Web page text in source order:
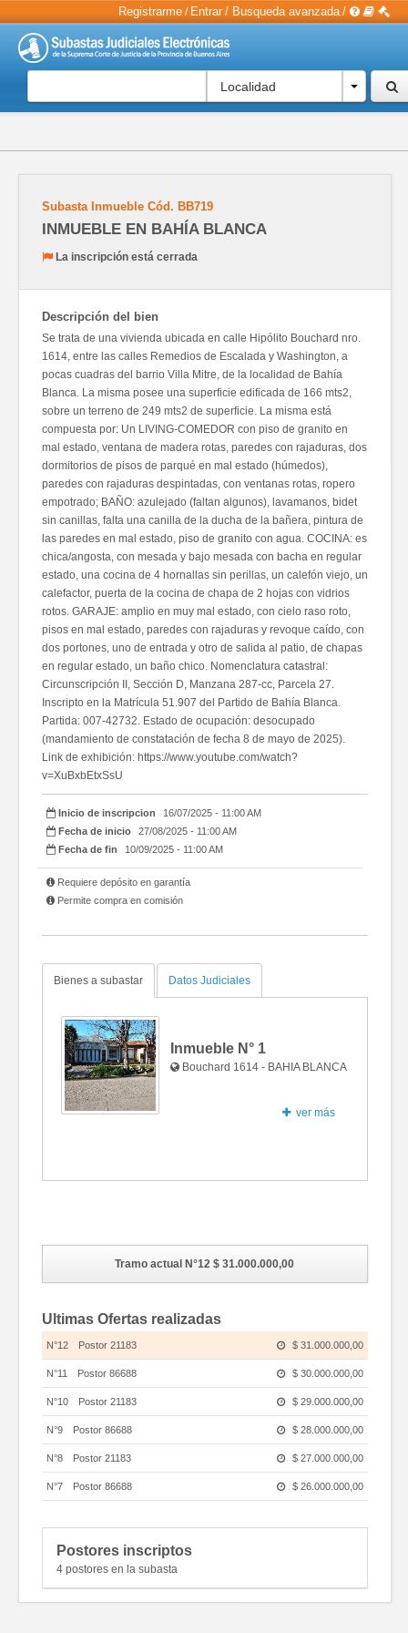
Registrarme / Entrar / Busqueda avanzada /
Localidad
Subasta Inmueble Cód. BB719
INMUEBLE EN BAHÍA BLANCA
La inscripción está cerrada
Descripción del bien
Se trata de una vivienda ubicada en calle Hipólito Bouchard nro.
1614, entre las calles Remedios de Escalada y Washington, a
pocas cuadras del barrio Villa Mitre, de la localidad de Bahía
Blanca. La misma posee una superficie edificada de 166 mts2,
sobre un terreno de 249 mts2 de superficie. La misma está
compuesta por: Un LIVING-COMEDOR con piso de granito en
mal estado, ventana de madera rotas, paredes con rajaduras, dos
dormitorios de pisos de parqué en mal estado (húmedos),
paredes con rajaduras despintadas, con ventanas rotas, ropero
empotrado; BAÑO: azulejado (faltan algunos), lavamanos, bidet
sin canillas, falta una canilla de la ducha de la bañera, pintura de
las paredes en mal estado, piso de granito con agua. COCINA: es
chica/angosta, con mesada y bajo mesada con bacha en regular
estado, una cocina de 4 hornallas sin perillas, un calefón viejo, un
calefactor, puerta de la cocina de chapa de 2 hojas con vidrios
rotos. GARAJE: amplio en muy mal estado, con cielo raso roto,
pisos en mal estado, paredes con rajaduras y revoque caído, con
dos portones, uno de entrada y otro de salida al patio, de chapas
en regular estado, un baño chico. Nomenclatura catastral:
Circunscripción II, Sección D, Manzana 287-cc, Parcela 27.
Inscripto en la Matrícula 51.907 del Partido de Bahía Blanca.
Partida: 007-42732. Estado de ocupación: desocupado
(mandamiento de constatación de fecha 8 de mayo de 2025).
Link de exhibición: https://www.youtube.com/watch?
v=XuBxbEtxSsU
Inicio de inscripcion
16/07/2025 - 11:00 AM
Fecha de inicio
27/08/2025 - 11:00 AM
Fecha de fin
10/09/2025 - 11:00 AM
Requiere depósito en garantía
Permite compra en comisión
Bienes a subastar Datos Judiciales
Inmueble N° 1
Bouchard 1614 - BAHIA BLANCA
ver más
Fotos
Tramo actual N°12 $ 31.000.000,00
Ultimas Ofertas realizadas
N°12 Postor 21183 $ 31.000.000,00
N°11 Postor 86688 $ 30.000.000,00
N°10 Postor 21183 $ 29.000.000,00
N°9 Postor 86688 $ 28.000.000,00
N°8 Postor 21183 $ 27.000.000,00
N°7 Postor 86688 $ 26.000.000,00
N°5 Postor 86688
N°4 Postor 64493
Postores inscriptos
4 postores en la subasta